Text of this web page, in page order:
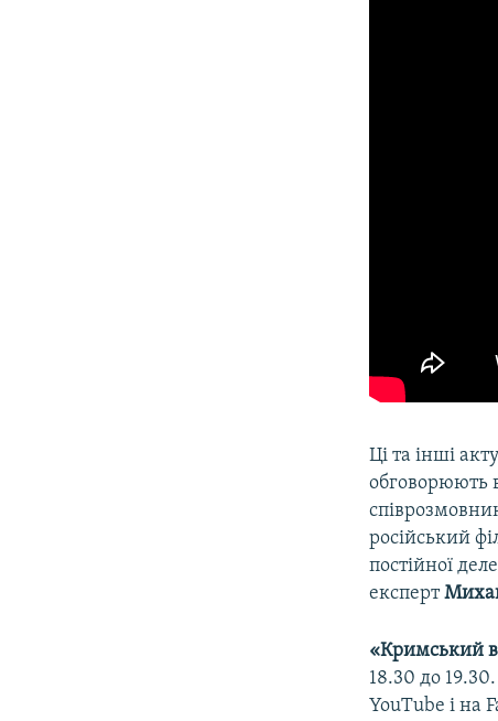
Ці та інші
обговорюють
російський
постійної
експерт
«Кримський
18.30 до
YouTube і на